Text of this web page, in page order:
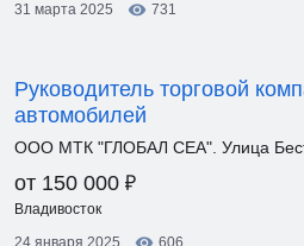
31 марта 2025
731
Руководитель торговой
автомобилей
ООО МТК "ГЛОБАЛ СЕА". Улица
от 150 000 ₽
Владивосток
24 января 2025
606